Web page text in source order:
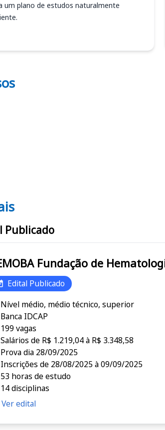
um plano de estudos naturalmente
Publicado
HEMOBA Fundação de
Edital Publicado
Nível médio, médio técnico, superior
Banca IDCAP
199 vagas
Salários de R$ 1.219,04 à R$ 3.348,58
Prova dia 28/09/2025
Inscrições de 28/08/2025 à 09/09/2025
53 horas de estudo
14 disciplinas
Ver edital